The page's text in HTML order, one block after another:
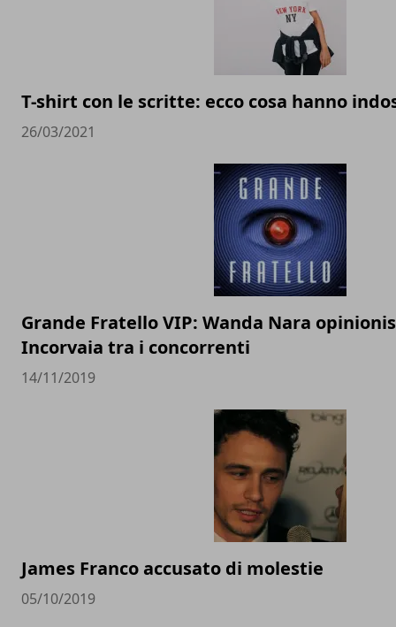
T-shirt con le scritte: ecco cosa hanno
26/03/2021
Grande Fratello VIP: Wanda Nara
Incorvaia tra i concorrenti
14/11/2019
James Franco accusato di molestie
05/10/2019